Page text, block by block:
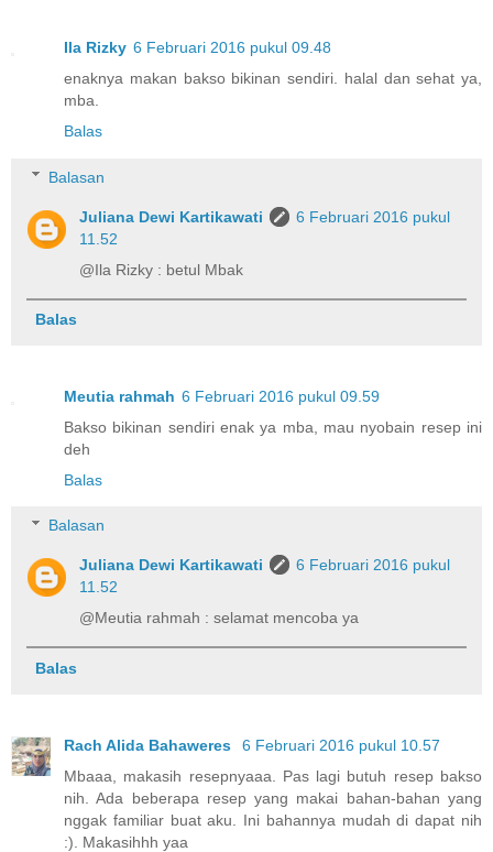
Ila Rizky 6 Februari 2016 pukul 09.48
enaknya makan bakso bikinan sendiri. halal dan sehat ya,
mba.
Balas
Balasan
Juliana Dewi Kartikawati
6 Februari 2016 pukul
11.52
@Ila Rizky : betul Mbak
Balas
Meutia rahmah 6 Februari 2016 pukul 09.59
Bakso bikinan sendiri enak ya mba, mau nyobain resep ini
deh
Balas
Balasan
Juliana Dewi Kartikawati
6 Februari 2016 pukul
11.52
@Meutia rahmah : selamat mencoba ya
Balas
Rach Alida Bahaweres
6 Februari 2016 pukul 10.57
Mbaaa, makasih resepnyaaa. Pas lagi butuh resep bakso
nih. Ada beberapa resep yang makai bahan-bahan yang
nggak familiar buat aku. Ini bahannya mudah di dapat nih
:). Makasihhh yaa